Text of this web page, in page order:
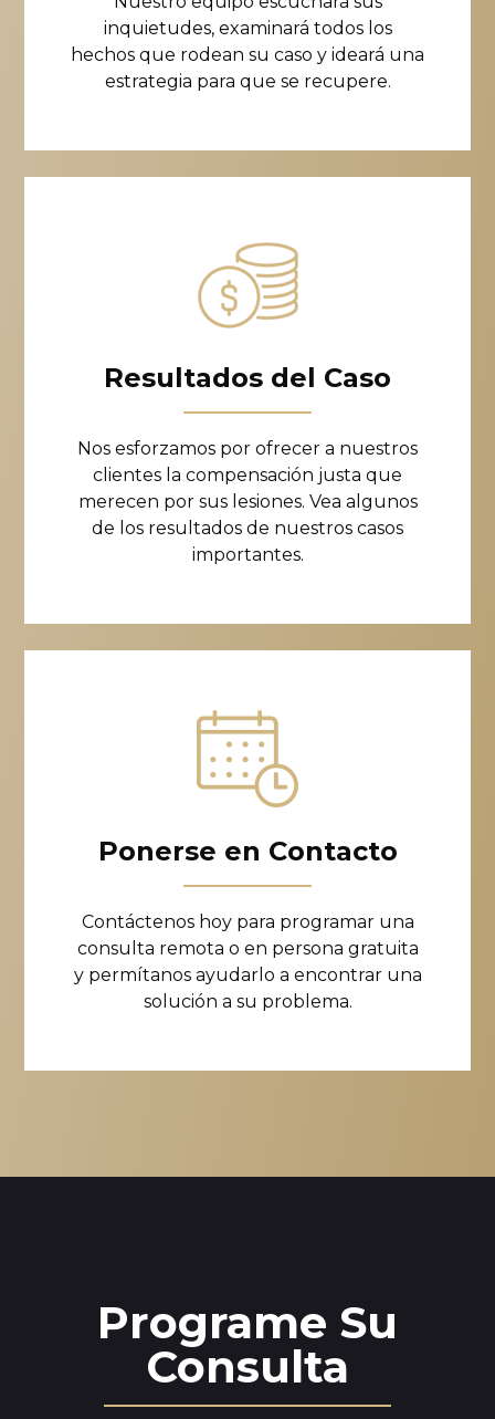
inquietudes, examinará todos los
hechos que rodean su caso y ideará una
estrategia para que se recupere.
Resultados del Caso
Nos esforzamos por ofrecer a nuestros
clientes la compensación justa que
merecen por sus lesiones. Vea algunos
de los resultados de nuestros casos
importantes.
Ponerse en Contacto
Contáctenos hoy para programar una
consulta remota o en persona gratuita
y permítanos ayudarlo a encontrar una
solución a su problema.
Programe Su
Consulta